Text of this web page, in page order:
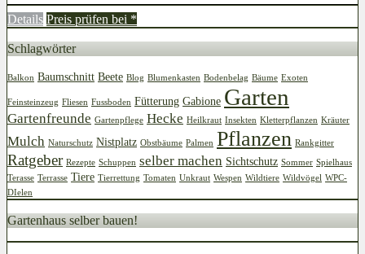
Details Preis prüfen bei *
Schlagwörter
Balkon Baumschnitt Beete Blog Blumenkasten Bodenbelag Bäume Exoten
Feinsteinzeug Fliesen Fussboden Fütterung Gabione Garten
Gartenfreunde Gartenpflege Hecke Heilkraut Insekten Kletterpflanzen Kräuter
Mulch Naturschutz Nistplatz Obstbäume Palmen Pflanzen Rankgitter
Ratgeber Rezepte Schuppen selber machen Sichtschutz Sommer Spielhaus
Terasse Terrasse Tiere Tierrettung Tomaten Unkraut Wespen Wildtiere Wildvögel WPC-
DIelen
Gartenhaus selber bauen!